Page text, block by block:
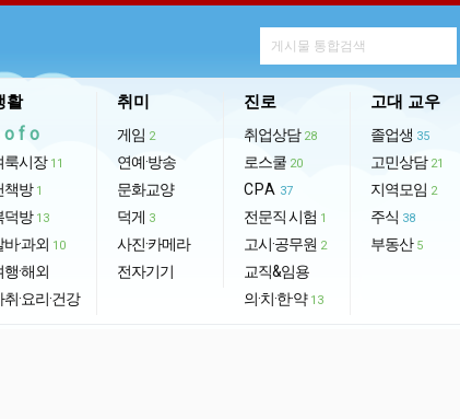
활
룩시장 11
책방 1
덕방 13
바·과외 10
행·해외
취·요리·건강
취미
게임 2
연예·방송
문화교양
덕게 3
사진·카메라
전자기기
진로
취업상담 28
로스쿨 20
CPA 37
전문직 시험 1
고시·공무원 2
교직&임용
의·치·한·약 13
고대 교우
졸업생 35
고민상담 21
지역모임 2
주식 38
부동산 5